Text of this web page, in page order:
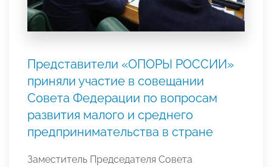
Представители «ОПОРЫ РОССИИ»
приняли участие в совещании
Совета Федерации по вопросам
развития малого и среднего
предпринимательства в стране
Заместитель Председателя Совета